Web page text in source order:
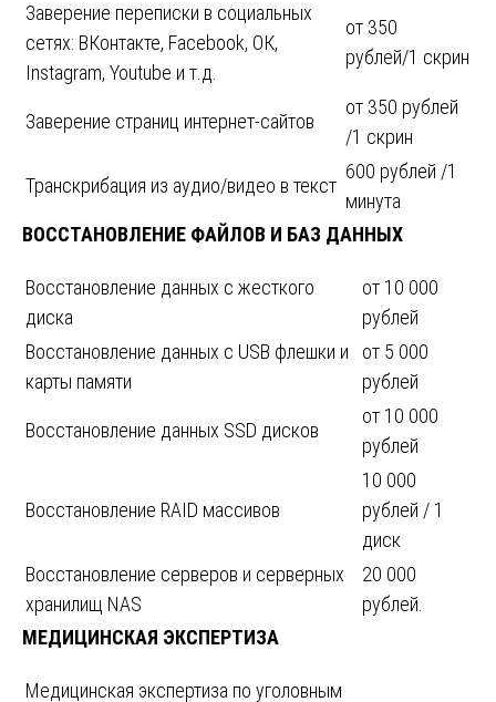
Заверение переписки в социальных
сетях: ВКонтакте, Facebook, ОК,
Instagram, Youtube и т.д.
от 350
рублей/1 скрин
Заверение страниц интернет-сайтов
от 350 рублей
/1 скрин
Транскрибация из аудио/видео в текст
600 рублей /1
минута
ВОССТАНОВЛЕНИЕ ФАЙЛОВ И БАЗ ДАННЫХ
Восстановление данных с жесткого
диска
от 10 000
рублей
Восстановление данных с USB флешки и
карты памяти
от 5 000
рублей
Восстановление данных SSD дисков
от 10 000
рублей
Восстановление RAID массивов
10 000
рублей / 1
диск
Восстановление серверов и серверных
хранилищ NAS
20 000
рублей.
МЕДИЦИНСКАЯ ЭКСПЕРТИЗА
Медицинская экспертиза по уголовным